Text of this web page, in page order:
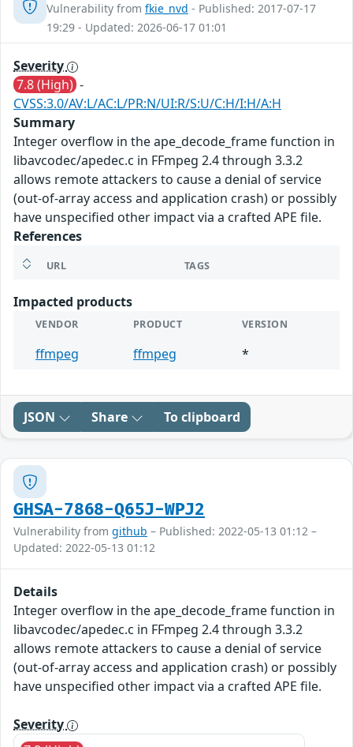
Vulnerability from fkie_nvd - Published: 2017-07-17
19:29 - Updated: 2026-06-17 01:01
Severity
7.8 (High) -
CVSS:3.0/AV:L/AC:L/PR:N/UI:R/S:U/C:H/I:H/A:H
Summary
Integer overflow in the ape_decode_frame function in
libavcodec/apedec.c in FFmpeg 2.4 through 3.3.2
allows remote attackers to cause a denial of service
(out-of-array access and application crash) or possibly
have unspecified other impact via a crafted APE file.
References
URL TAGS
Impacted products
VENDOR PRODUCT VERSION
ffmpeg ffmpeg *
JSON Share To clipboard
GHSA-7868-Q65J-WPJ2
Vulnerability from github – Published: 2022-05-13 01:12 –
Updated: 2022-05-13 01:12
Details
Integer overflow in the ape_decode_frame function in
libavcodec/apedec.c in FFmpeg 2.4 through 3.3.2
allows remote attackers to cause a denial of service
(out-of-array access and application crash) or possibly
have unspecified other impact via a crafted APE file.
Severity